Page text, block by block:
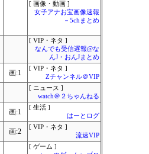
[ 画像・動画 ]
女子アナお宝画像速報
－5chまとめ
[ VIP・ネタ ]
なんでも受信遅報@な
んJ・おんJまとめ
画:1
[ VIP・ネタ ]
Zチャンネル＠VIP
[ ニュース ]
watch＠２ちゃんねる
画:1
[ 生活 ]
はーとログ
画:2
[ VIP・ネタ ]
流速VIP
[ ゲーム ]